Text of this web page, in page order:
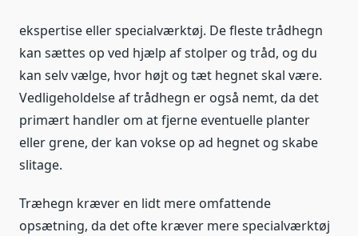
ekspertise eller specialværktøj. De fleste trådhegn
kan sættes op ved hjælp af stolper og tråd, og du
kan selv vælge, hvor højt og tæt hegnet skal være.
Vedligeholdelse af trådhegn er også nemt, da det
primært handler om at fjerne eventuelle planter
eller grene, der kan vokse op ad hegnet og skabe
slitage.
Træhegn kræver en lidt mere omfattende
opsætning, da det ofte kræver mere specialværktøj